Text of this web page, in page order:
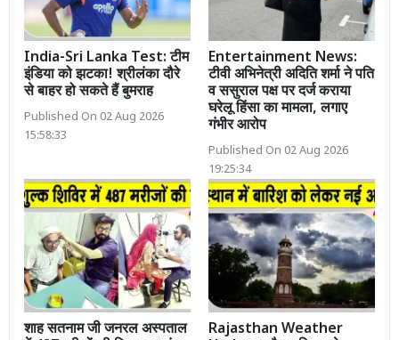
India-Sri Lanka Test: टीम
इंडिया को झटका! श्रीलंका दौरे
से बाहर हो सकते हैं बुमराह
Published On 02 Aug 2026
15:58:33
Entertainment News:
टीवी अभिनेत्री अदिति शर्मा ने पति
व ससुराल पक्ष पर दर्ज कराया
घरेलू हिंसा का मामला, लगाए
गंभीर आरोप
Published On 02 Aug 2026
19:25:34
शाह सतनाम जी जनरल अस्पताल
Rajasthan Weather